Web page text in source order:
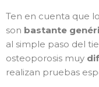
Ten en cuenta que
son bastante
al simple paso del
osteoporosis muy
realizan pruebas